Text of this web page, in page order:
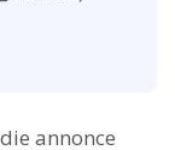
annonce